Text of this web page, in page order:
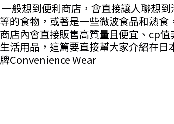
一般想到便利商店，會直接讓人聯想
等的食物，或著是一些微波食品和熟食
商店內會直接販售高質量且便宜、cp
生活用品，這篇要直接幫大家介紹在日
牌Convenience Wear